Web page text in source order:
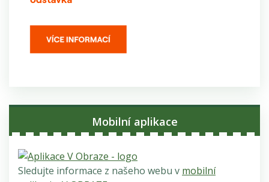
Mobilní aplikace
Sledujte informace z našeho webu v mobilní